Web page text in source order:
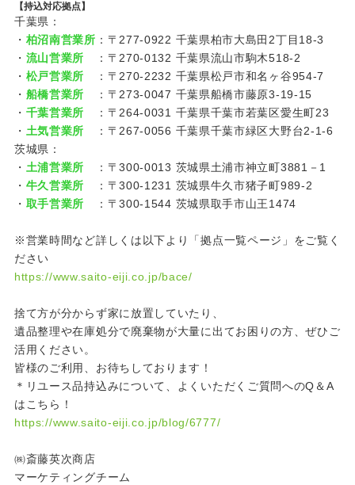
【持込対応拠点】
千葉県：
・ 柏沼南営業所 ：〒277-0922 千葉県柏市大島田2丁目18-3
・ 流山営業所 ：〒270-0132 千葉県流山市駒木518-2
・ 松戸営業所 ：〒270-2232 千葉県松戸市和名ヶ谷954-7
・ 船橋営業所 ：〒273-0047 千葉県船橋市藤原3-19-15
・ 千葉営業所 ：〒264-0031 千葉県千葉市若葉区愛生町23
・ 土気営業所 ：〒267-0056 千葉県千葉市緑区大野台2-1-6
茨城県：
・ 土浦営業所 ：〒300-0013 茨城県土浦市神立町3881－1
・ 牛久営業所 ：〒300-1231 茨城県牛久市猪子町989-2
・ 取手営業所 ：〒300-1544 茨城県取手市山王1474
※営業時間など詳しくは以下より「拠点一覧ページ」をご覧く
ださい
https://www.saito-eiji.co.jp/bace/
捨て方が分からず家に放置していたり、
遺品整理や在庫処分で廃棄物が大量に出てお困りの方、ぜひご
活用ください。
皆様のご利用、お待ちしております！
＊リユース品持込みについて、よくいただくご質問へのQ＆A
はこちら！
https://www.saito-eiji.co.jp/blog/6777/
㈱斎藤英次商店
マーケティングチーム